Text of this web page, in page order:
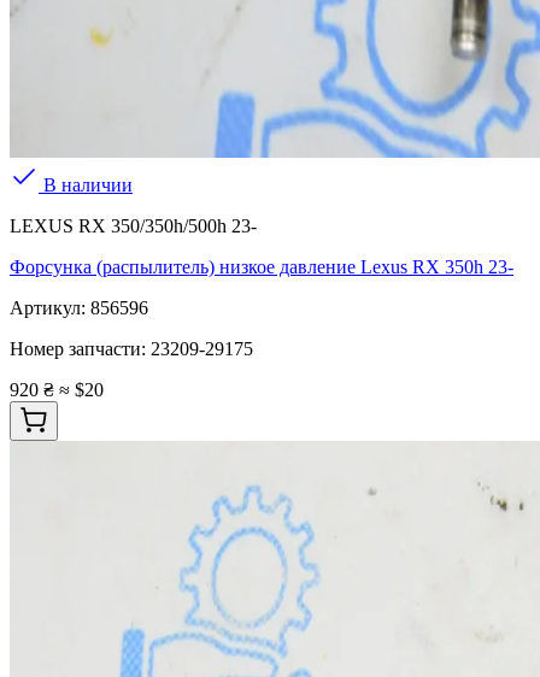
В наличии
LEXUS RX 350/350h/500h 23-
Форсунка (распылитель) низкое давление Lexus RX 350h 23-
Артикул: 856596
Номер запчасти: 23209-29175
920 ₴ ≈ $20